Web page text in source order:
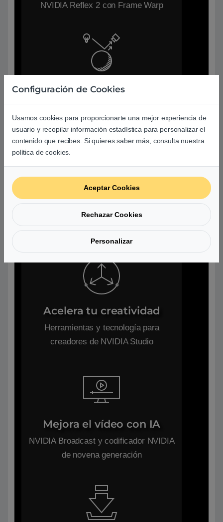
NVIDIA Reflex 2 con Frame Warp
Gráficos realistas
Trazado de rayos completo con
renderizado neuronal
Humanos digitales y
asistentes de IA
NVIDIA ACE
Acelera tu creatividad
Herramientas y tecnología para
creadores de NVIDIA Studio
Mejora el vídeo con IA
NVIDIA Broadcast y codificador NVIDIA
de novena generación
Configuración de Cookies
Usamos cookies para proporcionarte una mejor experiencia de
usuario y recopilar información estadística para personalizar el
contenido que recibes. Si quieres saber más, consulta nuestra
política de cookies.
Aceptar Cookies
Rechazar Cookies
Personalizar